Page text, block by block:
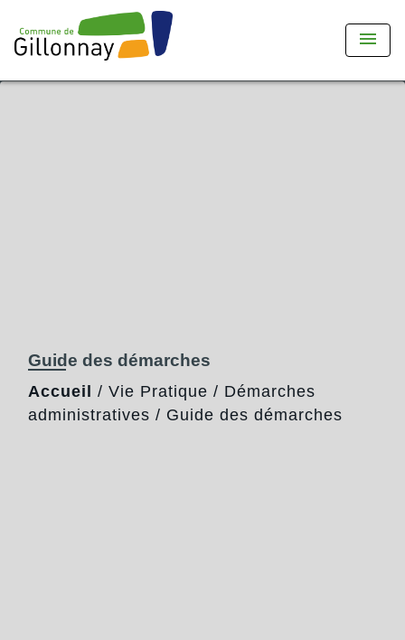
menu
Guide des démarches
Accueil / Vie Pratique / Démarches
administratives / Guide des démarches